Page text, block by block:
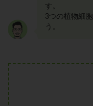
す。
3つの植物細
う。